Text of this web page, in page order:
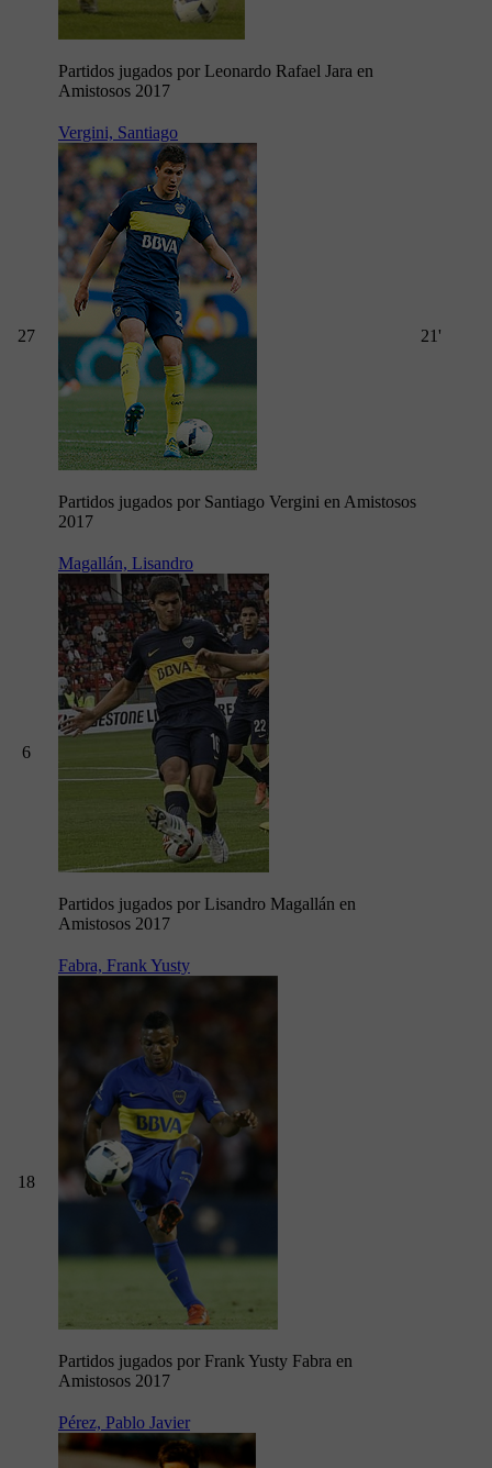
Partidos jugados por Leonardo Rafael Jara en
Amistosos 2017
27
Vergini, Santiago
Partidos jugados por Santiago Vergini en Amistosos
2017
21'
6
Magallán, Lisandro
Partidos jugados por Lisandro Magallán en
Amistosos 2017
18
Fabra, Frank Yusty
Partidos jugados por Frank Yusty Fabra en
Amistosos 2017
Pérez, Pablo Javier